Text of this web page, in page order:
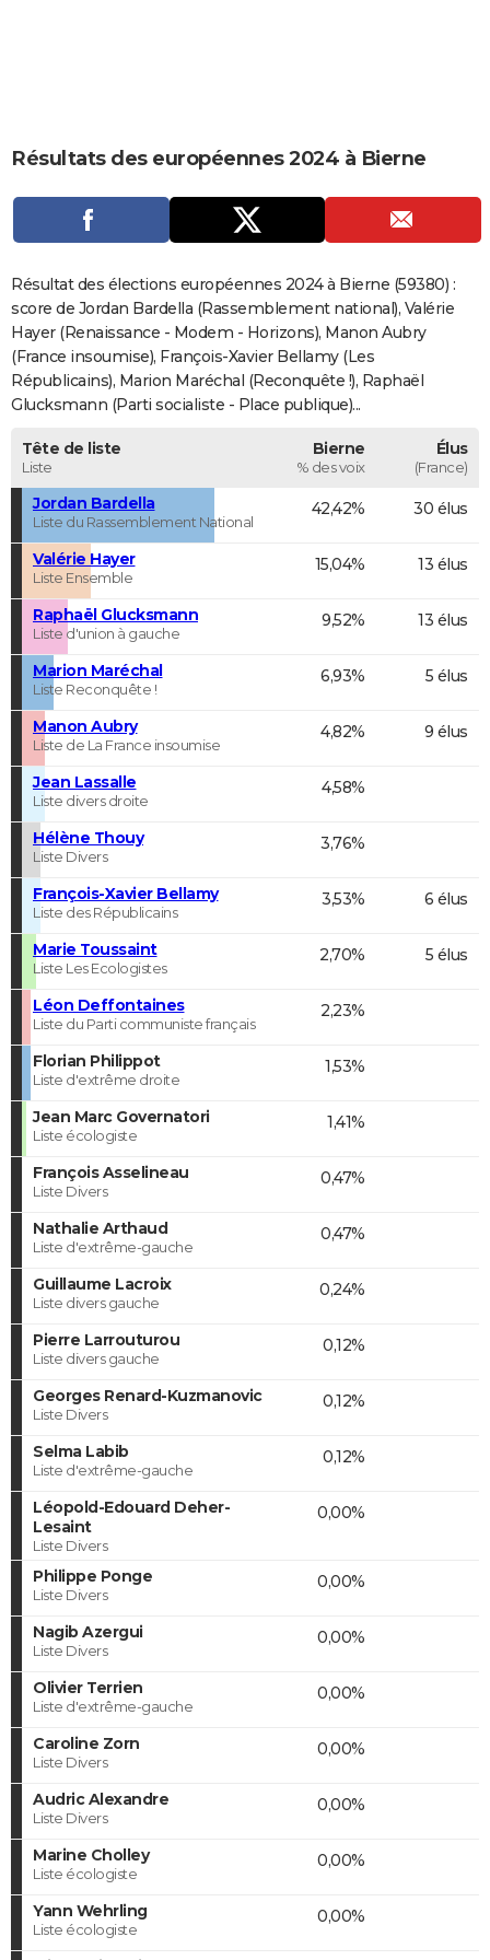
CARTE DE VOEUX
Carte de Noël
Carte Bonne année
Carte Saint-Valentin
Carte Pâques
Carte d'anniversaire
DICTIONNAIRE
Dictionnaire
Biographies
Citations
Expressions
Proverbes
PROGRAMME TV
COPAINS D'AVANT
S'inscrire
Se connecter
Lycées
Collèges
Primaires
Universités
Entreprises
Service militaire
Avis de recherche
AVIS DE DÉCÈS
FORUM
Résultats des européennes 2024 à Bierne
Résultat des élections européennes 2024 à Bierne (59380) :
score de Jordan Bardella (Rassemblement national), Valérie
Hayer (Renaissance - Modem - Horizons), Manon Aubry
(France insoumise), François-Xavier Bellamy (Les
Républicains), Marion Maréchal (Reconquête !), Raphaël
Glucksmann (Parti socialiste - Place publique)...
Tête de liste
Liste
Bierne
% des voix
Élus
(France)
Jordan Bardella
Liste du Rassemblement National
42,42% 30 élus
Valérie Hayer
Liste Ensemble
15,04% 13 élus
Raphaël Glucksmann
Liste d'union à gauche
9,52% 13 élus
Marion Maréchal
Liste Reconquête !
6,93% 5 élus
Manon Aubry
Liste de La France insoumise
4,82% 9 élus
Jean Lassalle
Liste divers droite
4,58%
Hélène Thouy
Liste Divers
3,76%
François-Xavier Bellamy
Liste des Républicains
3,53% 6 élus
Marie Toussaint
Liste Les Ecologistes
2,70% 5 élus
Léon Deffontaines
Liste du Parti communiste français
2,23%
Florian Philippot
Liste d'extrême droite
1,53%
Jean Marc Governatori
Liste écologiste
1,41%
François Asselineau
Liste Divers
0,47%
Nathalie Arthaud
Liste d'extrême-gauche
0,47%
Guillaume Lacroix
Liste divers gauche
0,24%
Pierre Larrouturou
Liste divers gauche
0,12%
Georges Renard-Kuzmanovic
Liste Divers
0,12%
Selma Labib
Liste d'extrême-gauche
0,12%
Léopold-Edouard Deher-
Lesaint
Liste Divers
0,00%
Philippe Ponge
Liste Divers
0,00%
Nagib Azergui
Liste Divers
0,00%
Olivier Terrien
Liste d'extrême-gauche
0,00%
Caroline Zorn
Liste Divers
0,00%
Audric Alexandre
Liste Divers
0,00%
Marine Cholley
Liste écologiste
0,00%
Yann Wehrling
Liste écologiste
0,00%